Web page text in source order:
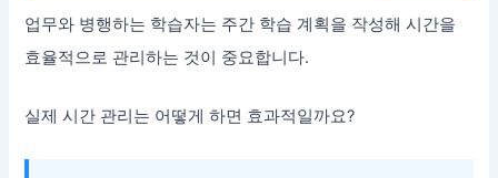
업무와 병행하는 학습자는 주간 학습 계획을 작성해 시간을
효율적으로 관리하는 것이 중요합니다.
실제 시간 관리는 어떻게 하면 효과적일까요?